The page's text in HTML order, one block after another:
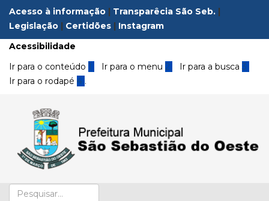
Acesso à informação | Transparêcia São Seb. |
Legislação | Certidões | Instagram
Acessibilidade
Ir para o conteúdo 1 Ir para o menu 2 Ir para a busca3
Ir para o rodapé 4 .